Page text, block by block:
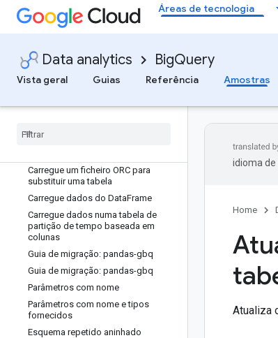
Áreas de tecnologia
Data analytics BigQuery
Vista geral
Guias Referência Amostras
Carregue um ficheiro JSON com o
esquema de deteção automática
Carregue um ficheiro Parquet para
substituir uma tabela
Carregue uma tabela no formato
Carregue um ficheiro Avro
substituir uma tabela
Carregue um ficheiro ORC para
substituir uma tabela
Carregue dados do DataFrame
Carregue dados numa tabela de
partição de tempo baseada em
colunas
Guia de migração: pandas-gbq
Guia de migração: pandas-gbq
Parâmetros com nome
Parâmetros com nome e tipos
fornecidos
Esquema repetido aninhado
idioma de
Home
Atualiza